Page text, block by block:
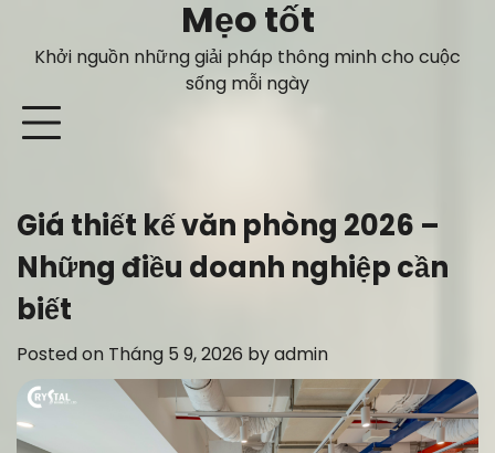
content
Mẹo tốt
Khởi nguồn những giải pháp thông minh cho cuộc
sống mỗi ngày
Giá thiết kế văn phòng 2026 –
Những điều doanh nghiệp cần
biết
Posted on Tháng 5 9, 2026 byadmin